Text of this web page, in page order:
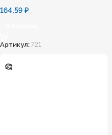
164,59 ₽
Артикул:721